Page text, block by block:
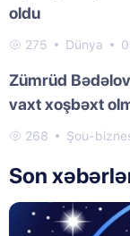
oldu
275 Dünya
Zümrüd
vaxt xoşbəxt
268 Şou-
Son